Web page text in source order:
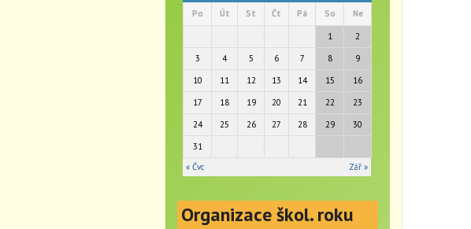
Po Út St Čt Pá So Ne
1
2
3
4 5 6 7 8
9
10
11 12 13 14 15
16
17
18 19 20 21 22
23
24
25 26 27 28 29
30
31
« Čvc
Zář »
Organizace škol. roku